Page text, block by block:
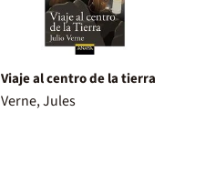
Viaje al centro de la tierra
Verne, Jules